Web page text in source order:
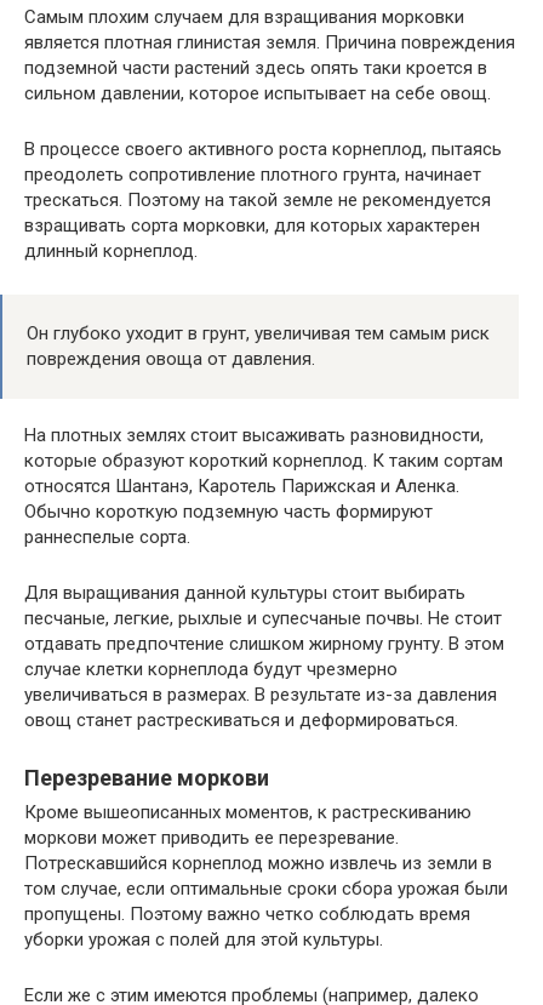
Самым плохим случаем для взращивания морковки
является плотная глинистая земля. Причина повреждения
подземной части растений здесь опять таки кроется в
сильном давлении, которое испытывает на себе овощ.
В процессе своего активного роста корнеплод, пытаясь
преодолеть сопротивление плотного грунта, начинает
трескаться. Поэтому на такой земле не рекомендуется
взращивать сорта морковки, для которых характерен
длинный корнеплод.
Он глубоко уходит в грунт, увеличивая тем самым риск
повреждения овоща от давления.
На плотных землях стоит высаживать разновидности,
которые образуют короткий корнеплод. К таким сортам
относятся Шантанэ, Каротель Парижская и Аленка.
Обычно короткую подземную часть формируют
раннеспелые сорта.
Для выращивания данной культуры стоит выбирать
песчаные, легкие, рыхлые и супесчаные почвы. Не стоит
отдавать предпочтение слишком жирному грунту. В этом
случае клетки корнеплода будут чрезмерно
увеличиваться в размерах. В результате из-за давления
овощ станет растрескиваться и деформироваться.
Перезревание моркови
Кроме вышеописанных моментов, к растрескиванию
моркови может приводить ее перезревание.
Потрескавшийся корнеплод можно извлечь из земли в
том случае, если оптимальные сроки сбора урожая были
пропущены. Поэтому важно четко соблюдать время
уборки урожая с полей для этой культуры.
Если же с этим имеются проблемы (например, далеко